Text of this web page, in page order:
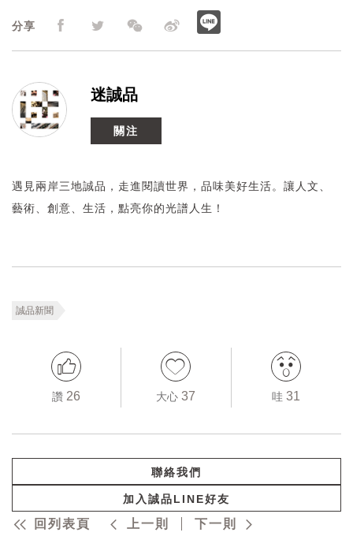
分享
迷誠品
關注
遇見兩岸三地誠品，走進閱讀世界，品味美好生活。讓人文、
藝術、創意、生活，點亮你的光譜人生！
誠品新聞
讚 26 大心37 哇31
聯絡我們
加入誠品LINE好友
回列表頁 上一則 下一則